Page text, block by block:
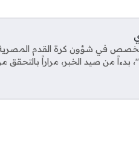
في شؤون كرة القدم المصرية
من صيد الخبر، مراراً بالتحقق